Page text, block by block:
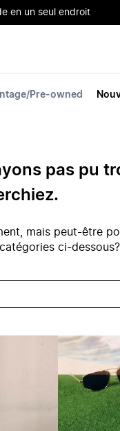
en un seul endroit
Pre-owned
pas pu
mais peut-être
ci-dessous?